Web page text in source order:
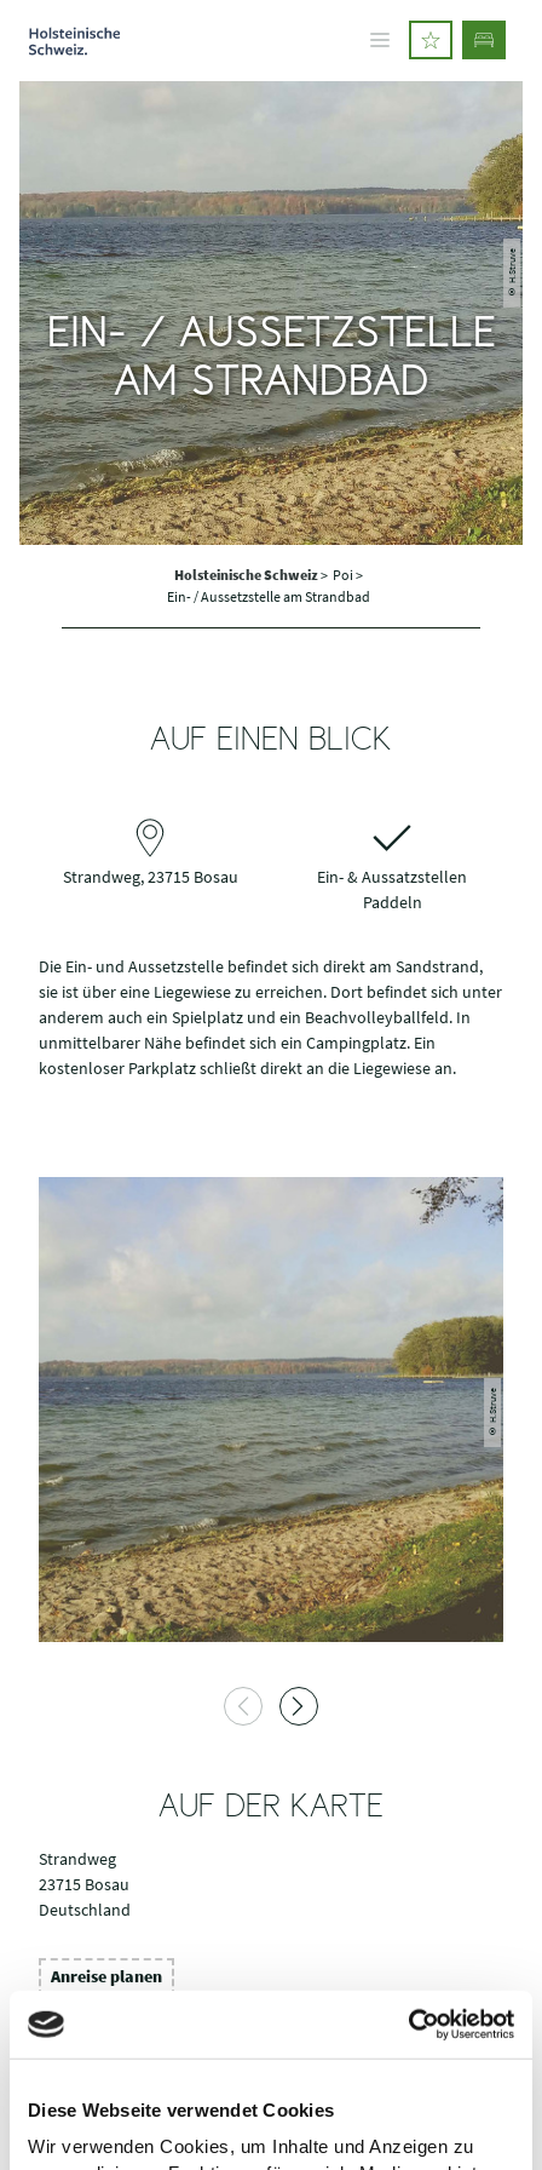
Diese Webseite verwendet Cookies
Wir verwenden Cookies, um Inhalte und Anzeigen zu
© H.Struve
EIN- / AUSSETZSTELLE
AM STRANDBAD
Holsteinische Schweiz> Poi >
Ein- / Aussetzstelle am Strandbad
AUF EINEN BLICK
Strandweg, 23715 Bosau
Ein- & Aussatzstellen
Paddeln
Die Ein- und Aussetzstelle befindet sich direkt am Sandstrand,
sie ist über eine Liegewiese zu erreichen. Dort befindet sich unter
anderem auch ein Spielplatz und ein Beachvolleyballfeld. In
unmittelbarer Nähe befindet sich ein Campingplatz. Ein
kostenloser Parkplatz schließt direkt an die Liegewiese an.
© H.Struve
AUF DER KARTE
Strandweg
23715 Bosau
Deutschland
Anreise planen